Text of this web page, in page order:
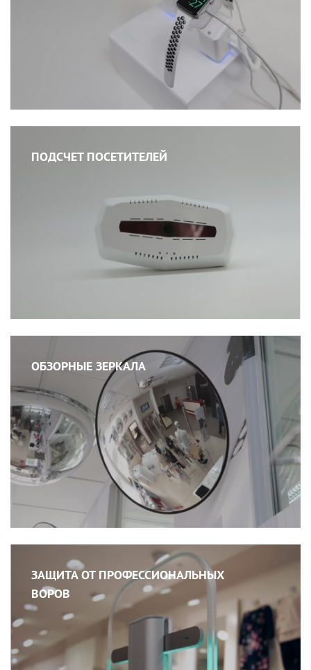
ПОДСЧЕТ ПОСЕТИТЕЛЕЙ
ОБЗОРНЫЕ ЗЕРКАЛА
ЗАЩИТА ОТ ПРОФЕССИОНАЛЬНЫХ
ВОРОВ